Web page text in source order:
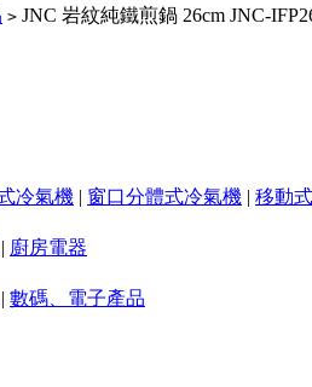
> JNC 岩紋純鐵煎鍋 26cm JNC-
冷氣機 | 窗口分體式冷氣機 | 移動
| 廚房電器
| 數碼、電子產品